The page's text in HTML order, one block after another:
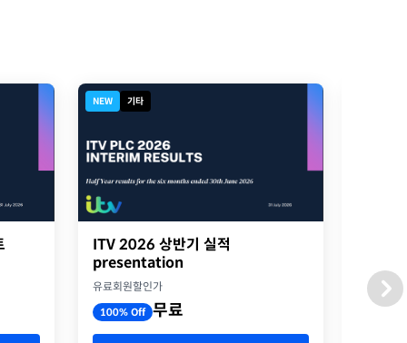
NEW 기타
ITV 2026 상반기 실적
presentation
유료회원할인가
100% Off 무료
유료회원